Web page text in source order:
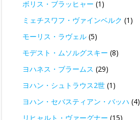
ボリス・ブラッヒャー (1)
ミェチスワフ・ヴァインベルク (1)
モーリス・ラヴェル (5)
モデスト・ムソルグスキー (8)
ヨハネス・ブラームス (29)
ヨハン・シュトラウス2世 (1)
ヨハン・セバスティアン・バッハ (4)
リヒャルト・ヴァーグナー (15)